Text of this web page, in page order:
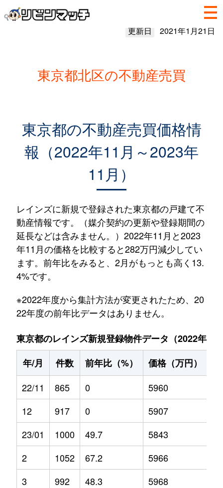
更新日 2021年1月21日
東京都北区の不動産売買
東京都の不動産売買価格情
報（2022年11月～2023年
11月）
レインズに新規で登録された東京都の戸建て不
動産情報です。（媒介契約の更新や登録期間の
延長などは含みません。）2022年11月と2023
年11月の価格を比較すると282万円減少してい
ます。前年比をみると、2月がもっとも高く13.
4%です。
※2022年度から集計方法が変更されたため、20
22年度の前年比データはありません。
東京都のレインズ新規登録物件データ（2022年11
年/月
件数 前年比（%） 価格（万円）
22/11
865 0 5960
12
917 0 5907
23/01
1000 49.7 5843
2
1052 67.2 5966
3
992 48.3 5968